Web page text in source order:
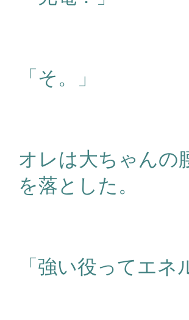
「そ。」
オレは大ちゃんの
を落とした。
「強い役ってエ